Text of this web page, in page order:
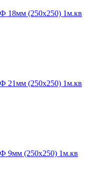
18мм (250х250) 1м.кв
21мм (250х250) 1м.кв
9мм (250х250) 1м.кв